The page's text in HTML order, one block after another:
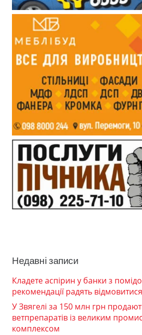
Недавні записи
Кладете аспірин у банки з
рекомендації радять відмовитися
У Звягелі за 150 млн грн
ветпрепаратів із великим
комплексом